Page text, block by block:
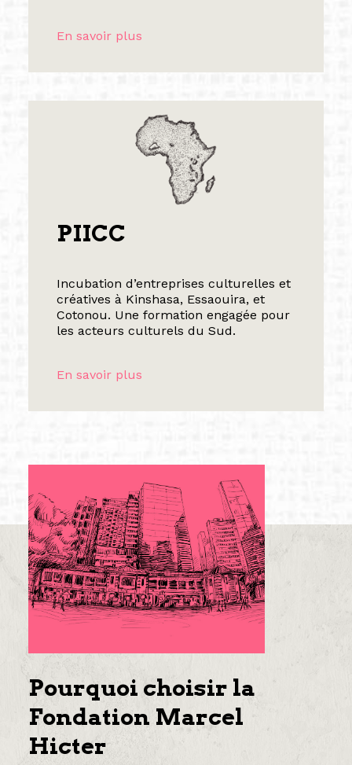
En savoir plus
PIICC
Incubation d’entreprises culturelles et
créatives à Kinshasa, Essaouira, et
Cotonou. Une formation engagée pour
les acteurs culturels du Sud.
En savoir plus
Pourquoi choisir la
Fondation Marcel
Hicter